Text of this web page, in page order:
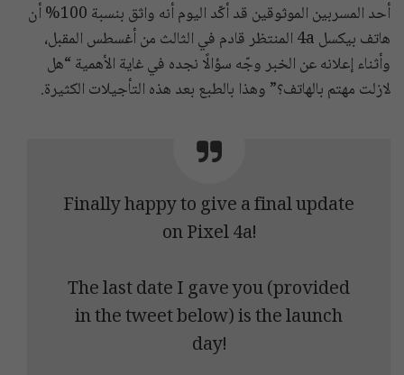
أحد المسربين الموثوقين قد أكّد اليوم أنه واثق بنسبة 100% أن
هاتف بيكسل 4a المنتظر قادم في الثالث من أغسطس المقبل،
وأثناء إعلانه عن الخبر وجّه سؤالًا نجده في غاية الأهمية “هل
لازلت مهتم بالهاتف؟” وهذا بالطبع بعد هذه التأجيلات الكثيرة.
Finally happy to give a final update
on Pixel 4a!
The last date I gave you (provided
in the tweet below) is the launch
day!